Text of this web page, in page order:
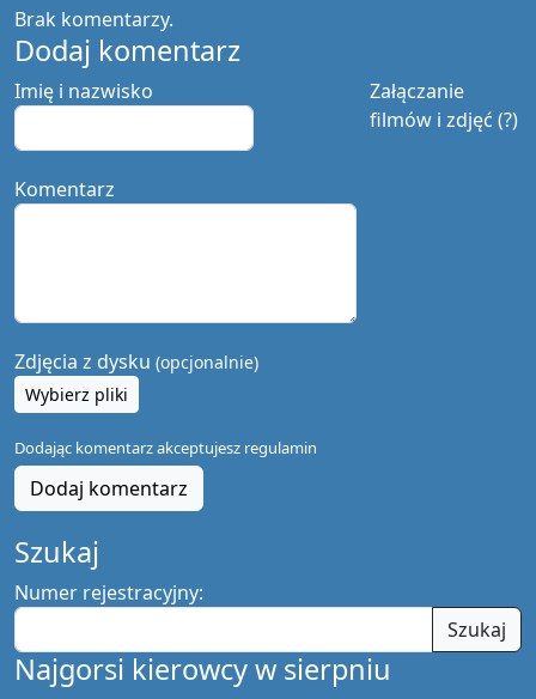
Brak komentarzy.
Dodaj komentarz
Załączanie
filmów i zdjęć (?)
Imię i nazwisko
Komentarz
Zdjęcia z dysku (opcjonalnie)
Wybierz pliki
Dodając komentarz akceptujesz regulamin
Dodaj komentarz
Szukaj
Numer rejestracyjny:
Szukaj
Najgorsi kierowcy w sierpniu